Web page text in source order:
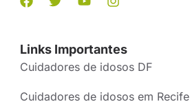
Links Importantes
Cuidadores de idosos DF
Cuidadores de idosos em Recife